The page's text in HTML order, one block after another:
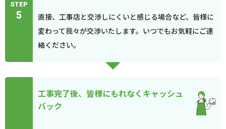
STEP
5
直接、工事店と交渉しにくいと感じる場合など、皆様に
変わって我々が交渉いたします。いつでもお気軽にご連
絡ください。
工事完了後、皆様にもれなくキャッシュ
バック